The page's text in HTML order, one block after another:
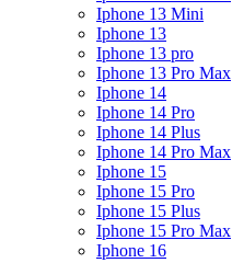
Iphone 13 Mini
Iphone 13
Iphone 13 pro
Iphone 13 Pro Max
Iphone 14
Iphone 14 Pro
Iphone 14 Plus
Iphone 14 Pro Max
Iphone 15
Iphone 15 Pro
Iphone 15 Plus
Iphone 15 Pro Max
Iphone 16